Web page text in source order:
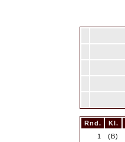
Rnd. Kl.
1
(B)